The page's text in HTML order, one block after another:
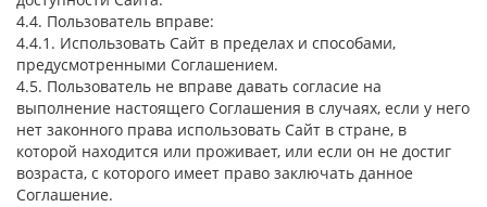
4.4. Пользователь вправе:
4.4.1. Использовать Сайт в пределах и способами,
предусмотренными Соглашением.
4.5. Пользователь не вправе давать согласие на
выполнение настоящего Соглашения в случаях, если у него
нет законного права использовать Сайт в стране, в
которой находится или проживает, или если он не достиг
возраста, с которого имеет право заключать данное
Соглашение.